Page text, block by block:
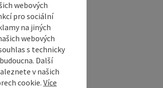
webových
pro sociální
na jiných
webových
s technicky
Další
v našich
cookie. Více